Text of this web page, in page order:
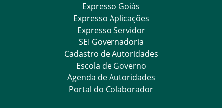
Expresso Goiás
Expresso Aplicações
Expresso Servidor
SEI Governadoria
Cadastro de Autoridades
Escola de Governo
Agenda de Autoridades
Portal do Colaborador